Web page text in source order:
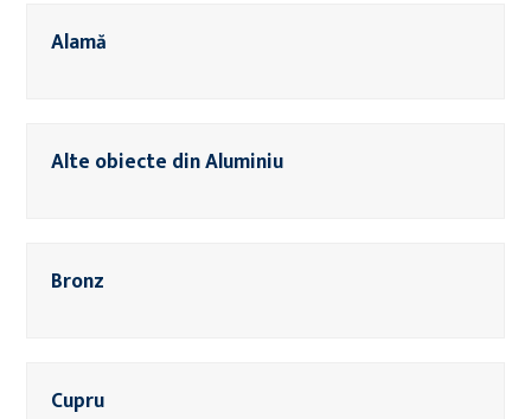
Alamă
Alte obiecte din Aluminiu
Bronz
Cupru